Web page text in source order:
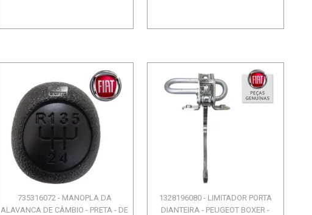
735316072 - MANOPLA DA
ALAVANCA DE CÂMBIO - PRETA - DE
1328196080 - LIMITADOR PORTA
DIANTEIRA - PEUGEOT BOXER -